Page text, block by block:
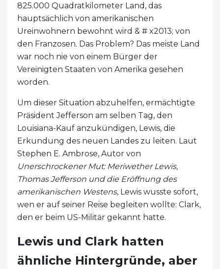
825.000 Quadratkilometer Land, das
hauptsächlich von amerikanischen
Ureinwohnern bewohnt wird & # x2013; von
den Franzosen. Das Problem? Das meiste Land
war noch nie von einem Bürger der
Vereinigten Staaten von Amerika gesehen
worden.
Um dieser Situation abzuhelfen, ermächtigte
Präsident Jefferson am selben Tag, den
Louisiana-Kauf anzukündigen, Lewis, die
Erkundung des neuen Landes zu leiten. Laut
Stephen E. Ambrose, Autor von
Unerschrockener Mut: Meriwether Lewis,
Thomas Jefferson und die Eröffnung des
amerikanischen Westens, Lewis wusste sofort,
wen er auf seiner Reise begleiten wollte: Clark,
den er beim US-Militär gekannt hatte.
Lewis und Clark hatten
ähnliche Hintergründe, aber